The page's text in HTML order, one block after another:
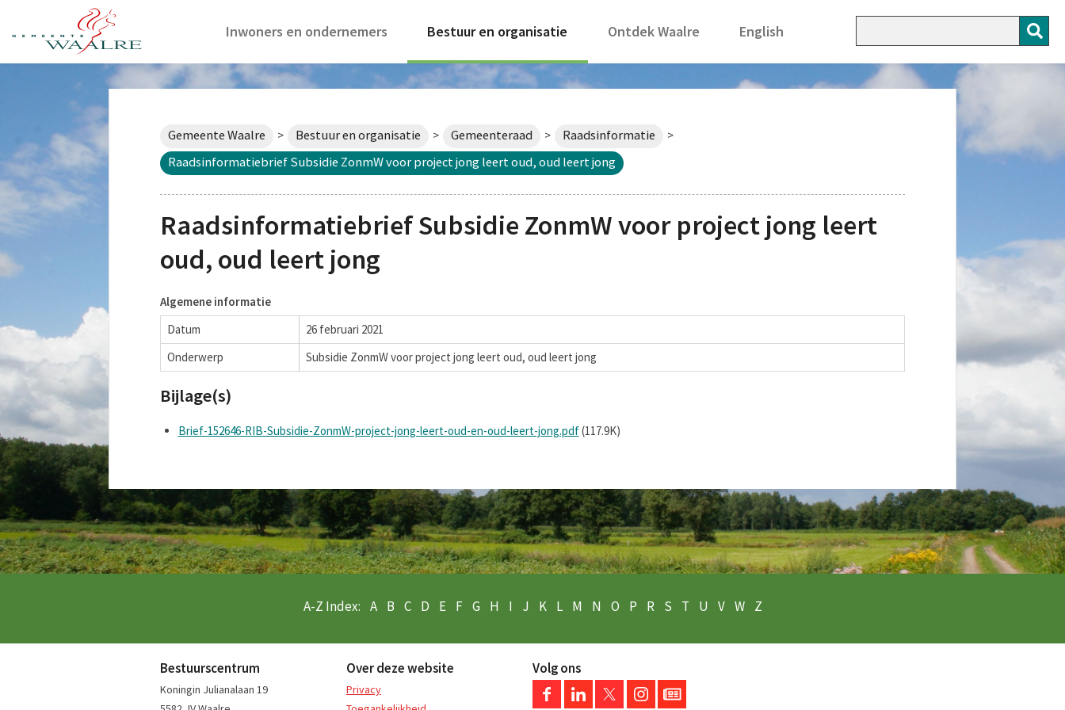
Inwoners en ondernemers Bestuur en organisatie Ontdek Waalre English
Gemeente Waalre > Bestuur en organisatie > Gemeenteraad > Raadsinformatie >
Raadsinformatiebrief Subsidie ZonmW voor project jong leert oud, oud leert jong
Raadsinformatiebrief Subsidie ZonmW voor project jong leert
oud, oud leert jong
Algemene informatie
Datum
26 februari 2021
Onderwerp
Subsidie ZonmW voor project jong leert oud, oud leert jong
Bijlage(s)
Brief-152646-RIB-Subsidie-ZonmW-project-jong-leert-oud-en-oud-leert-jong.pdf(117.9K)
A-Z Index: A B C D E F G H I J K L M N O P R S T U V W Z
Bestuurscentrum
Koningin Julianalaan 19
Over deze website
Privacy
Volg ons